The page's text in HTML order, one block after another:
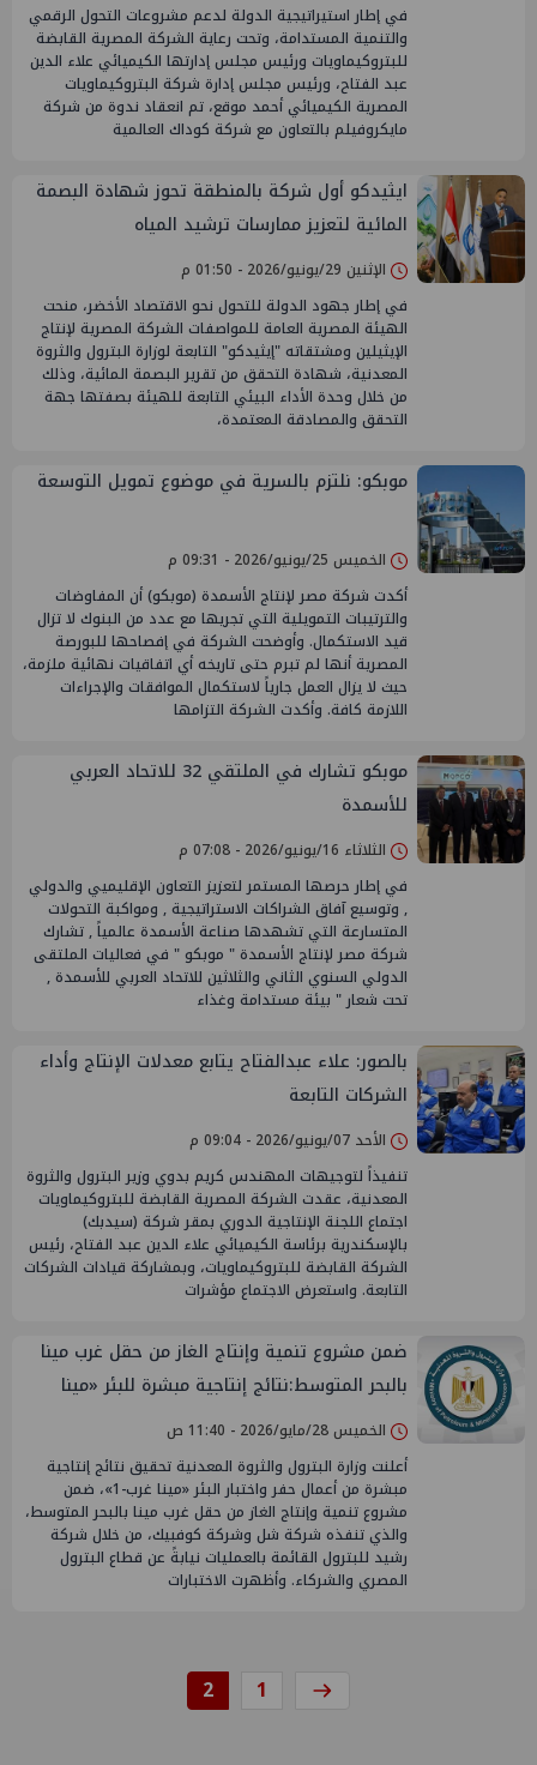
في إطار استيراتيجية الدولة لدعم مشروعات التحول الرقمي
والتنمية المستدامة، وتحت رعاية الشركة المصرية القابضة
للبتروكيماويات ورئيس مجلس إدارتها الكيميائي علاء الدين
عبد الفتاح، ورئيس مجلس إدارة شركة البتروكيماويات
المصرية الكيميائي أحمد موقع، تم انعقاد ندوة من شركة
مايكروفيلم بالتعاون مع شركة كوداك العالمية
ايثيدكو أول شركة بالمنطقة تحوز شهادة البصمة
المائية لتعزيز ممارسات ترشيد المياه
الإثنين 29/يونيو/2026 - 01:50 م
في إطار جهود الدولة للتحول نحو الاقتصاد الأخضر، منحت
الهيئة المصرية العامة للمواصفات الشركة المصرية لإنتاج
الإيثيلين ومشتقاته "إيثيدكو" التابعة لوزارة البترول والثروة
المعدنية، شهادة التحقق من تقرير البصمة المائية، وذلك
من خلال وحدة الأداء البيئي التابعة للهيئة بصفتها جهة
التحقق والمصادقة المعتمدة،
موبكو: نلتزم بالسرية في موضوع تمويل التوسعة
الخميس 25/يونيو/2026 - 09:31 م
أكدت شركة مصر لإنتاج الأسمدة (موبكو) أن المفاوضات
والترتيبات التمويلية التي تجريها مع عدد من البنوك لا تزال
قيد الاستكمال. ​وأوضحت الشركة في إفصاحها للبورصة
المصرية أنها لم تبرم حتى تاريخه أي اتفاقيات نهائية ملزمة،
حيث لا يزال العمل جارياً لاستكمال الموافقات والإجراءات
اللازمة كافة. ​وأكدت الشركة التزامها
موبكو تشارك في الملتقي 32 للاتحاد العربي
للأسمدة
الثلاثاء 16/يونيو/2026 - 07:08 م
في إطار حرصها المستمر لتعزيز التعاون الإقليميي والدولي
, وتوسيع آفاق الشراكات الاستراتيجية , ومواكبة التحولات
المتسارعة التي تشهدها صناعة الأسمدة عالمياً , تشارك
شركة مصر لإنتاج الأسمدة " موبكو " في فعاليات الملتقى
الدولي السنوي الثاني والثلاثين للاتحاد العربي للأسمدة ,
تحت شعار " بيئة مستدامة وغذاء
بالصور: علاء عبدالفتاح يتابع معدلات الإنتاج وأداء
الشركات التابعة
الأحد 07/يونيو/2026 - 09:04 م
تنفيذاً لتوجيهات المهندس كريم بدوي وزير البترول والثروة
المعدنية، عقدت الشركة المصرية القابضة للبتروكيماويات
اجتماع اللجنة الإنتاجية الدوري بمقر شركة (سيدبك)
بالإسكندرية برئاسة الكيميائي علاء الدين عبد الفتاح، رئيس
الشركة القابضة للبتروكيماويات، وبمشاركة قيادات الشركات
التابعة. واستعرض الاجتماع مؤشرات
ضمن مشروع تنمية وإنتاج الغاز من حقل غرب مينا
بالبحر المتوسط:نتائج إنتاجية مبشرة للبئر «مينا
غرب-1»الخميس 28/مايو/2026 - 11:40 ص
أعلنت وزارة البترول والثروة المعدنية تحقيق نتائج إنتاجية
مبشرة من أعمال حفر واختبار البئر «مينا غرب-1»، ضمن
مشروع تنمية وإنتاج الغاز من حقل غرب مينا بالبحر المتوسط،
والذي تنفذه شركة شل وشركة كوفبيك، من خلال شركة
رشيد للبترول القائمة بالعمليات نيابةً عن قطاع البترول
المصري والشركاء. وأظهرت الاختبارات
1
2